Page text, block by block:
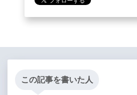
この記事を書いた人